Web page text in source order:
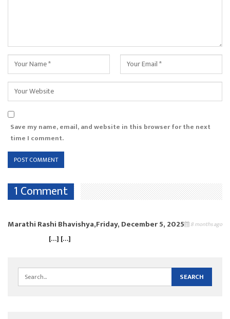
Save my name, email, and website in this browser for the next
time I comment.
1 Comment
Marathi Rashi Bhavishya,Friday, December 5, 2025 8 months ago
[…] […]